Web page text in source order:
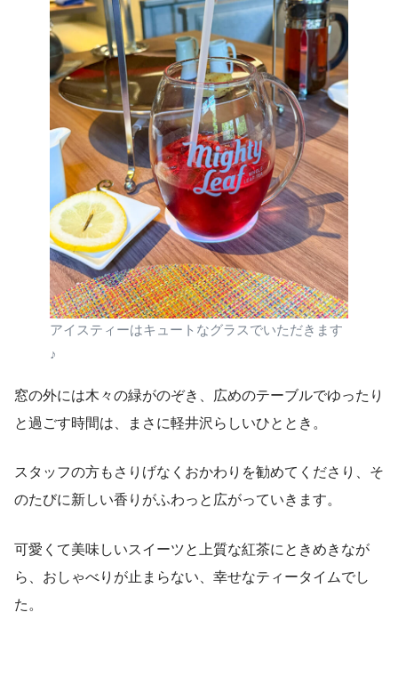
アイスティーはキュートなグラスでいただきます
♪
窓の外には木々の緑がのぞき、広めのテーブルでゆったり
と過ごす時間は、まさに軽井沢らしいひととき。
スタッフの方もさりげなくおかわりを勧めてくださり、そ
のたびに新しい香りがふわっと広がっていきます。
可愛くて美味しいスイーツと上質な紅茶にときめきなが
ら、おしゃべりが止まらない、幸せなティータイムでし
た。